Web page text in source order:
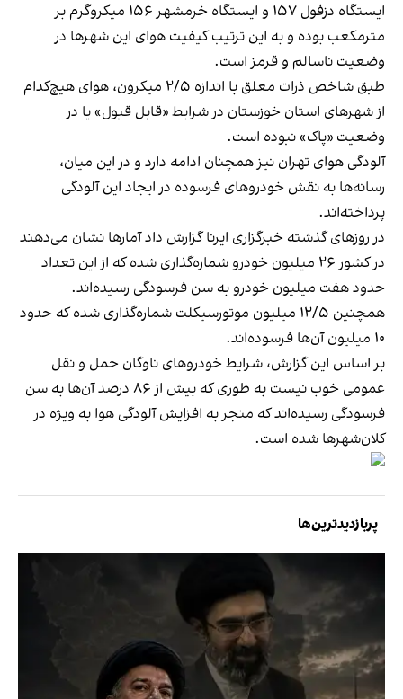
ایستگاه دزفول ۱۵۷ و ایستگاه خرمشهر ۱۵۶ میکروگرم بر
مترمکعب بوده و به این ترتیب کیفیت هوای این شهرها در
وضعیت ناسالم و قرمز است.
طبق شاخص ذرات معلق با اندازه ۲/۵ میکرون، هوای هیچ‌کدام
از شهرهای استان خوزستان در شرایط «قابل قبول» یا در
وضعیت «پاک» نبوده است.
آلودگی هوای تهران نیز همچنان ادامه دارد و در این میان،
رسانه‌ها به نقش خودروهای فرسوده در ایجاد این آلودگی
پرداخته‌اند.
در روزهای گذشته خبرگزاری ایرناگزارش دادآمارها نشان می‌دهند
در کشور ۲۶ میلیون خودرو شماره‌گذاری شده که از این تعداد
حدود هفت میلیون خودرو به سن فرسودگی رسیده‌اند.
همچنین ۱۲/۵ میلیون موتورسیکلت شماره‌گذاری شده که حدود
۱۰ میلیون آن‌ها فرسوده‌اند.
بر اساس این گزارش، شرایط خودروهای ناوگان حمل و نقل
عمومی خوب نیست به طوری که بیش از ۸۶ درصد آن‌ها به سن
فرسودگی رسیده‌اند که منجر به افزایش آلودگی هوا به ویژه در
کلان‌شهرها شده است.
پربازدیدترین‌ها